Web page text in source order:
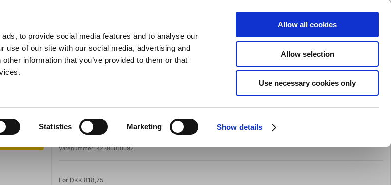
to provide social media features and to analyse our
use of our site with our social media, advertising and
information that you’ve provided to them or that
Statistics Marketing Show details
Allow all cookies
Allow selection
Use necessary cookies only
Søg Indkøbskurv (0)
Grill Barudstyr Tilbud Brands Slibning
35%
Kentaur
Kentaur Kokkejakke Herre Hvid m/satinstriber
Varenummer:K2386010092
Før DKK 818,75